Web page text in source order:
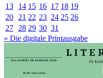
13
14 15 16 17 18 19
20
21 22 23 24 25 26
27
28 29 30 31
» Die digitale Printausgabe